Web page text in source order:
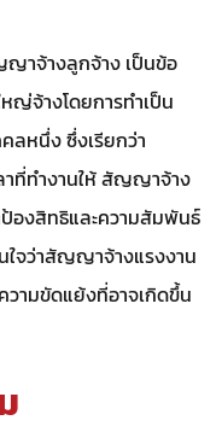
ญาจ้างลูกจ้าง เป็นข้อ
ญ่จ้างโดยการทำเป็น
ลหนึ่ง ซึ่งเรียกว่า
าที่ทำงานให้ สัญญาจ้าง
องสิทธิและความสัมพันธ์
ใจว่าสัญญาจ้างแรงงาน
ามขัดแย้งที่อาจเกิดขึ้น